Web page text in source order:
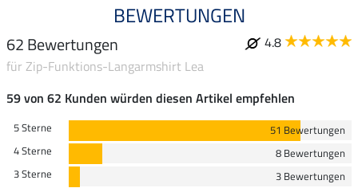
BEWERTUNGEN
62 Bewertungen
4.8
für Zip-Funktions-Langarmshirt Lea
59 von 62 Kunden würden diesen Artikel empfehlen
5 Sterne
51 Bewertungen
4 Sterne
8 Bewertungen
3 Sterne
3 Bewertungen